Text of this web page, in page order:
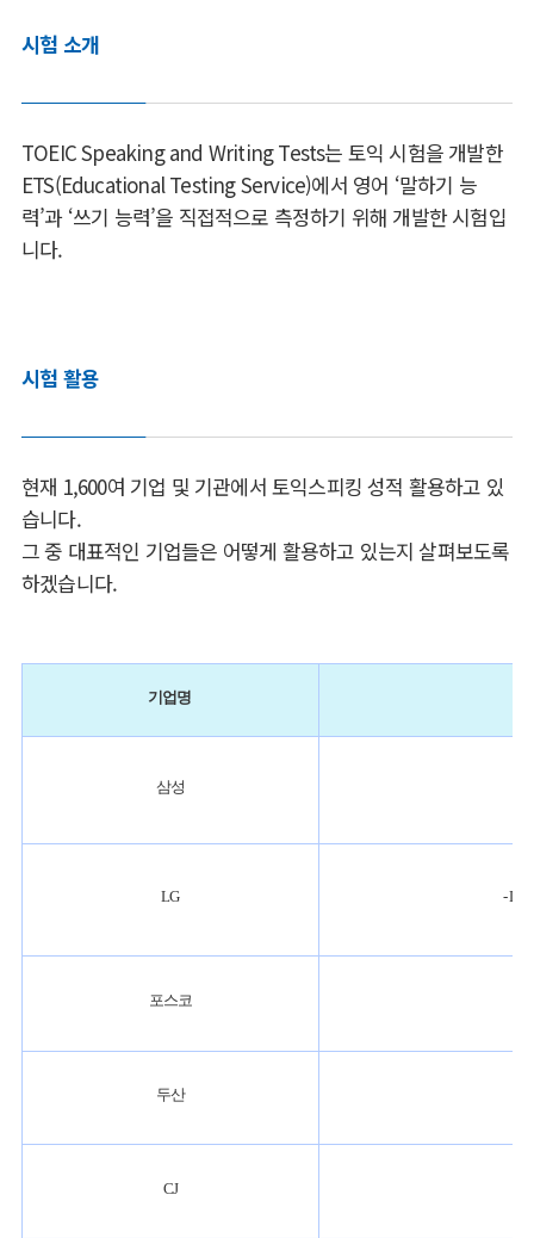
시험 소개
TOEIC Speaking and Writing Tests는 토익 시험을 개발한
ETS(Educational Testing Service)에서 영어 ‘말하기 능
력’과 ‘쓰기 능력’을 직접적으로 측정하기 위해 개발한 시험입
니다.
시험 활용
현재 1,600여 기업 및 기관에서 토익스피킹 성적 활용하고 있
습니다.
그 중 대표적인 기업들은 어떻게 활용하고 있는지 살펴보도록
하겠습니다.
기업명
삼성
LG - LG
포스코
두산
CJ